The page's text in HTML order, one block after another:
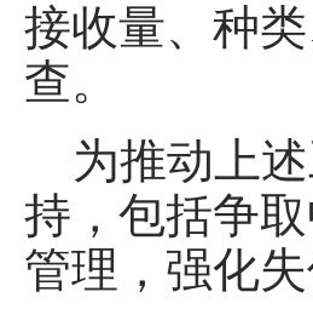
接收量、种
查。
为推动上述
持，包括争
管理，强化